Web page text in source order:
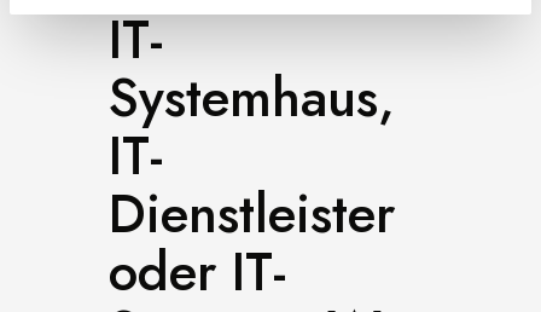
IT-
Systemhaus,
IT-
Dienstleister
oder IT-